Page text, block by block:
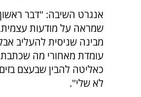
אנגרט השיבה: "דבר
שמראה על מודעות עצמית,
מבינה שניסית להעליב
עומדת מאחורי מה
כאליטה להבין שבעצם
לא שלי".